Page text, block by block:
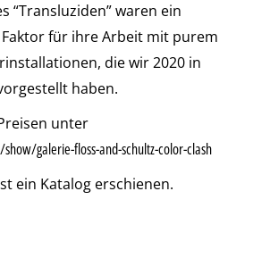
“Transluziden” waren ein
für ihre Arbeit mit purem
die wir 2020 in
haben.
unter
galerie-floss-and-schultz-color-clash
ein Katalog erschienen.